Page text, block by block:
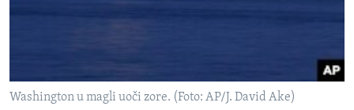
Washington u magli uoči zore. (Foto: AP/J. David Ake)